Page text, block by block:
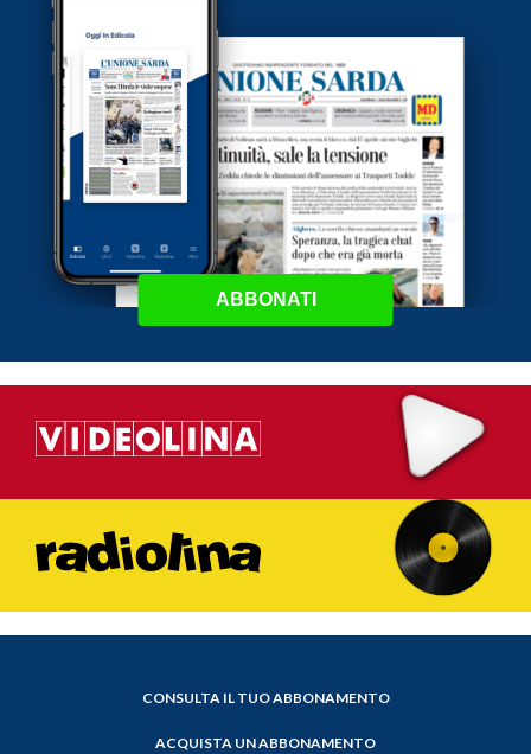
ABBONATI
CONSULTA IL TUO ABBONAMENTO
ACQUISTA UN ABBONAMENTO